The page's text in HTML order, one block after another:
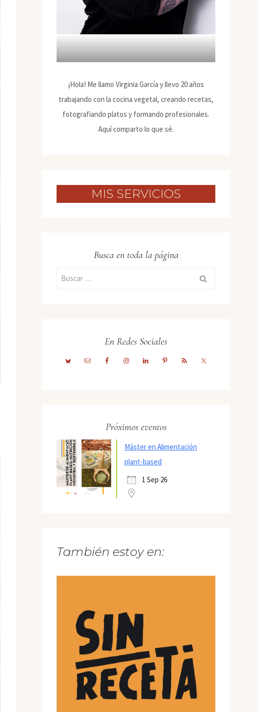
¡Hola! Me llamo Virginia García y llevo 20 años
trabajando con la cocina vegetal, creando recetas,
fotografiando platos y formando profesionales.
Aquí comparto lo que sé.
MIS SERVICIOS
Busca en toda la página
Buscar:
En Redes Sociales
Próximos eventos
Máster en Alimentación
plant-based
1 Sep 26
También estoy en: